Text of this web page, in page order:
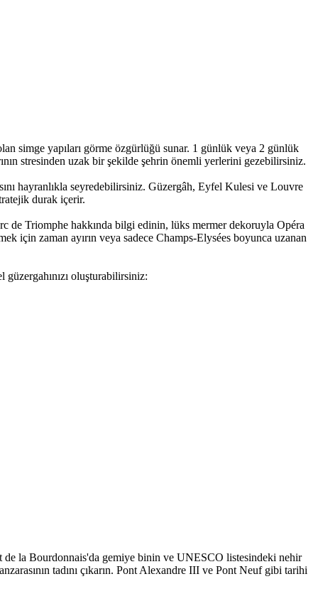
simge yapıları görme özgürlüğü sunar. 1 günlük veya 2 günlük
stresinden uzak bir şekilde şehrin önemli yerlerini gezebilirsiniz.
hayranlıkla seyredebilirsiniz. Güzergâh, Eyfel Kulesi ve Louvre
durak içerir.
de Triomphe hakkında bilgi edinin, lüks mermer dekoruyla Opéra
için zaman ayırın veya sadece Champs-Elysées boyunca uzanan
oluşturabilirsiniz:
de la Bourdonnais'da gemiye binin ve UNESCO listesindeki nehir
tadını çıkarın. Pont Alexandre III ve Pont Neuf gibi tarihi